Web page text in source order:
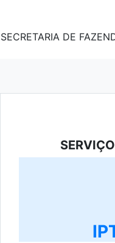
SECRETARIA DE